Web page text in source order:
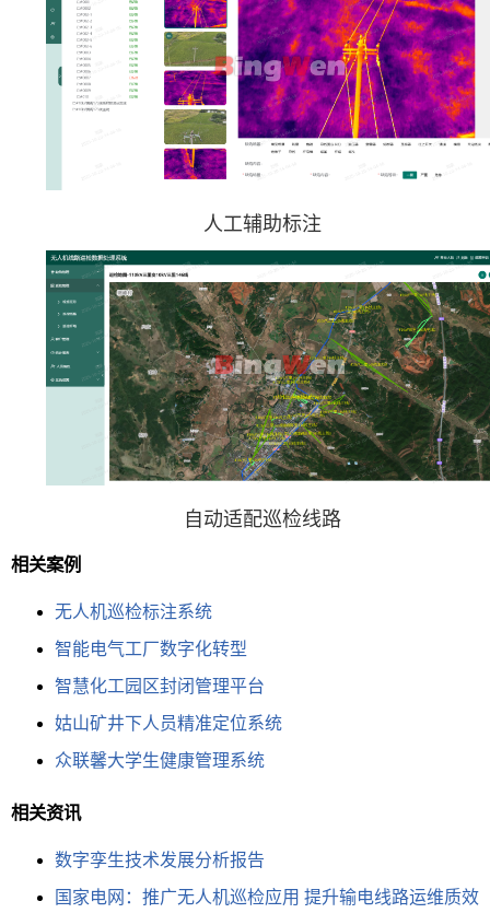
人工辅助标注
自动适配巡检线路
相关案例
无人机巡检标注系统
智能电气工厂数字化转型
智慧化工园区封闭管理平台
姑山矿井下人员精准定位系统
众联馨大学生健康管理系统
相关资讯
数字孪生技术发展分析报告​
国家电网：推广无人机巡检应用 提升输电线路运维质效